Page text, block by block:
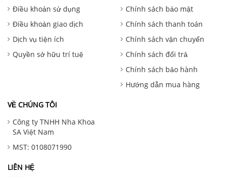
Điều khoản sử dụng
Điều khoản giao dịch
Dịch vụ tiện ích
Quyền sở hữu trí tuệ
Chính sách bảo mật
Chính sách thanh toán
Chính sách vận chuyển
Chính sách đổi trả
Chính sách bảo hành
Hướng dẫn mua hàng
VỀ CHÚNG TÔI
Công ty TNHH Nha Khoa
SA Việt Nam
MST: 0108071990
LIÊN HỆ